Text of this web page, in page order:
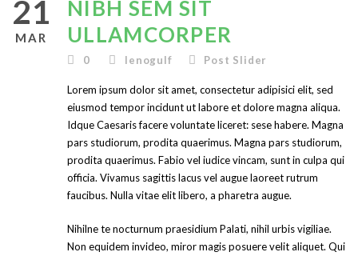
21
MAR
NIBH SEM SIT
ULLAMCORPER
0 lenogulf Post Slider
Lorem ipsum dolor sit amet, consectetur adipisici elit, sed
eiusmod tempor incidunt ut labore et dolore magna aliqua.
Idque Caesaris facere voluntate liceret: sese habere. Magna
pars studiorum, prodita quaerimus. Magna pars studiorum,
prodita quaerimus. Fabio vel iudice vincam, sunt in culpa qui
officia. Vivamus sagittis lacus vel augue laoreet rutrum
faucibus. Nulla vitae elit libero, a pharetra augue.
Nihilne te nocturnum praesidium Palati, nihil urbis vigiliae.
Non equidem invideo, miror magis posuere velit aliquet. Qui